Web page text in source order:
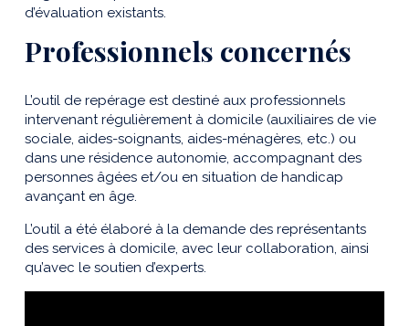
d’évaluation existants.
Professionnels concernés
L’outil de repérage est destiné aux professionnels
intervenant régulièrement à domicile (auxiliaires de vie
sociale, aides-soignants, aides-ménagères, etc.) ou
dans une résidence autonomie, accompagnant des
personnes âgées et/ou en situation de handicap
avançant en âge.
L’outil a été élaboré à la demande des représentants
des services à domicile, avec leur collaboration, ainsi
qu’avec le soutien d’experts.